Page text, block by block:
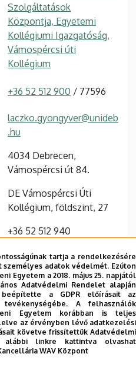
Szolgáltatások
Központja, Egyetemi
Kollégiumi Igazgatóság,
Vámospércsi úti
Kollégium
+36 52 512 900 / 77596
laczko.gyongyver@unideb
.hu
4034 Debrecen,
Vámospércsi út 84.
DE Vámospércsi Úti
Kollégium, földszint, 27
+36 52 512 940
a DE
személyek rögzítése a
tartja a rendelkezésére
adatok védelmét. Ezúton
Egyetem a 2018. május 25. napjától
Adatvédelmi Rendelet alapján
a GDPR előírásait az
A felhasználók
Egyetem korábban is teljes
az érvényben lévő adatkezelési
követve frissítettük Adatvédelmi
alábbi linkre kattintva olvashat
WAV Központ